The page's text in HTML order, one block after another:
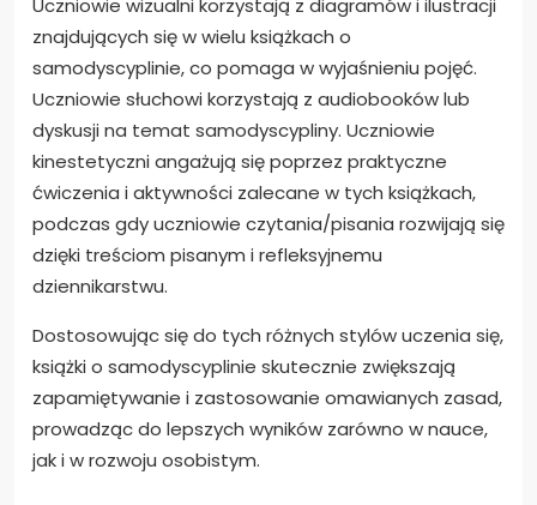
Uczniowie wizualni korzystają z diagramów i ilustracji
znajdujących się w wielu książkach o
samodyscyplinie, co pomaga w wyjaśnieniu pojęć.
Uczniowie słuchowi korzystają z audiobooków lub
dyskusji na temat samodyscypliny. Uczniowie
kinestetyczni angażują się poprzez praktyczne
ćwiczenia i aktywności zalecane w tych książkach,
podczas gdy uczniowie czytania/pisania rozwijają się
dzięki treściom pisanym i refleksyjnemu
dziennikarstwu.
Dostosowując się do tych różnych stylów uczenia się,
książki o samodyscyplinie skutecznie zwiększają
zapamiętywanie i zastosowanie omawianych zasad,
prowadząc do lepszych wyników zarówno w nauce,
jak i w rozwoju osobistym.